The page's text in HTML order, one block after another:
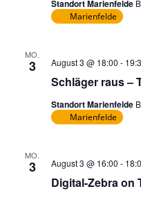
Standort Marienfelde
Marienfelde
MO.
3
Schläger raus –
August 3 @ 18:00 -
Standort Marienfelde
Marienfelde
MO.
3
Digital-Zebra on
August 3 @ 16:00 -